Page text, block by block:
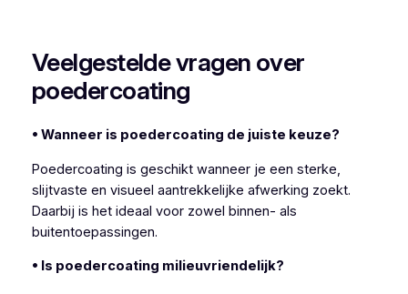
Veelgestelde vragen over
poedercoating
• Wanneer is poedercoating de juiste keuze?
Poedercoating is geschikt wanneer je een sterke,
slijtvaste en visueel aantrekkelijke afwerking zoekt.
Daarbij is het ideaal voor zowel binnen- als
buitentoepassingen.
• Is poedercoating milieuvriendelijk?